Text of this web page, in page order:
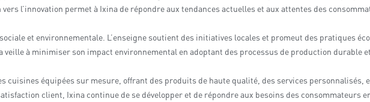
l’innovation permet à Ixina de répondre aux tendances actuelles et aux attentes des
et environnementale. L’enseigne soutient des initiatives locales et promeut des pratiques
à minimiser son impact environnemental en adoptant des processus de production durable
cuisines équipées sur mesure, offrant des produits de haute qualité, des services personnalisés,
client, Ixina continue de se développer et de répondre aux besoins des consommateurs